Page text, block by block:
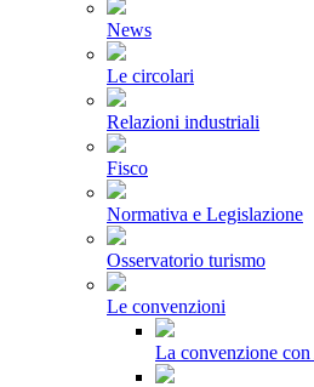
News
Le circolari
Relazioni industriali
Fisco
Normativa e Legislazione
Osservatorio turismo
Le convenzioni
La convenzione